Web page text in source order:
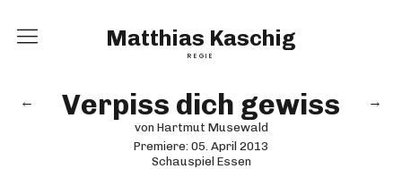
Matthias Kaschig
REGIE
Home
Inszenierungen
← →
Verpiss dich gewiss
von Hartmut Musewald
Premiere: 05. April 2013
Schauspiel Essen